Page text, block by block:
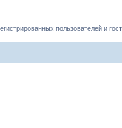
пользователей и